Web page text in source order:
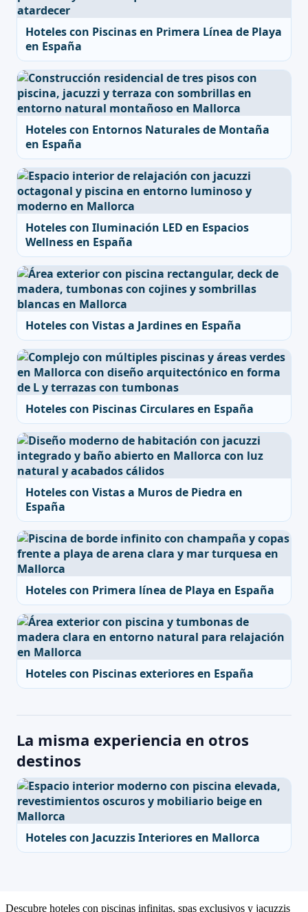
Hoteles con Piscinas en Primera Línea de Playa
en España
Hoteles con Entornos Naturales de Montaña
en España
Hoteles con Iluminación LED en Espacios
Wellness en España
Hoteles con Vistas a Jardines en España
Hoteles con Piscinas Circulares en España
Hoteles con Vistas a Muros de Piedra en
España
Hoteles con Primera línea de Playa en España
Hoteles con Piscinas exteriores en España
La misma experiencia en otros
destinos
Hoteles con Jacuzzis Interiores en Mallorca
Descubre hoteles con piscinas infinitas, spas exclusivos y jacuzzis